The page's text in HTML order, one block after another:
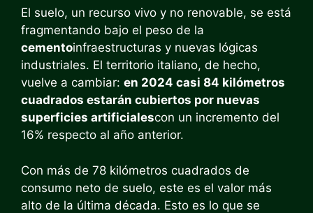
El suelo, un recurso vivo y no renovable, se está
fragmentando bajo el peso de la
cementoinfraestructuras y nuevas lógicas
industriales. El territorio italiano, de hecho,
vuelve a cambiar: en 2024 casi 84 kilómetros
cuadrados estarán cubiertos por nuevas
superficies artificialescon un incremento del
16% respecto al año anterior.
Con más de 78 kilómetros cuadrados de
consumo neto de suelo, este es el valor más
alto de la última década. Esto es lo que se